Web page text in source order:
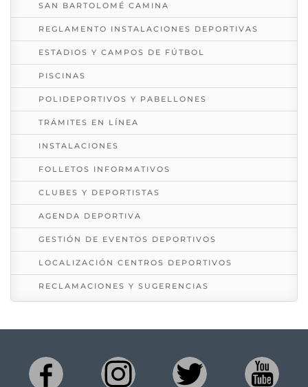
SAN BARTOLOMÉ CAMINA
REGLAMENTO INSTALACIONES DEPORTIVAS
ESTADIOS Y CAMPOS DE FÚTBOL
PISCINAS
POLIDEPORTIVOS Y PABELLONES
TRÁMITES EN LÍNEA
INSTALACIONES
FOLLETOS INFORMATIVOS
CLUBES Y DEPORTISTAS
AGENDA DEPORTIVA
GESTIÓN DE EVENTOS DEPORTIVOS
LOCALIZACIÓN CENTROS DEPORTIVOS
RECLAMACIONES Y SUGERENCIAS